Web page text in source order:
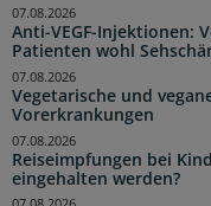
Anti-VEGF-Injektionen:
Patienten wohl
07.08.2026
Vegetarische und
Vorerkrankungen
07.08.2026
Reiseimpfungen bei
eingehalten werden?
07.08.2026